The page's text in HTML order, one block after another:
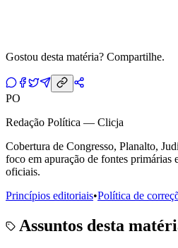
Gostou desta matéria? Compartilhe.
PO
Redação Política — Clicja
Cobertura de Congresso, Planalto,
foco em apuração de fontes primárias
oficiais.
Princípios editoriais•Política de
Assuntos desta